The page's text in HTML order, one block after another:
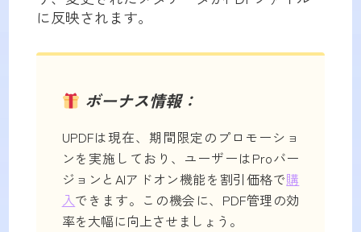
に反映されます。
ボーナス情報：
UPDFは現在、期間限定のプロモーショ
ンを実施しており、ユーザーはProバー
ジョンとAIアドオン機能を割引価格で購
入できます。この機会に、PDF管理の効
率を大幅に向上させましょう。